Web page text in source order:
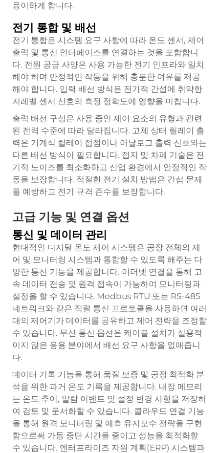
용이하게 합니다.
전기 통합 및 배선
전기 통합은 시스템 요구 사항에 따라 온도 센서, 제어
출력 및 통신 인터페이스를 연결하는 것을 포함합니
다. 전원 공급 사양은 사용 가능한 전기 인프라와 일치
해야 하며 안정적인 작동을 위해 충분한 여유를 제공
해야 합니다. 입력 배선 방식은 전기적 간섭에 취약한
저레벨 센서 신호의 측정 정확도에 영향을 미칩니다.
출력 배선 구성은 사용 중인 제어 요소의 유형과 관련
된 전력 수준에 따라 달라집니다. 고체 상태 릴레이 출
력은 기계식 릴레이 접점이나 아날로그 출력 신호와는
다른 배선 방식이 필요합니다. 접지 및 차폐 기술은 전
기적 노이즈를 최소화하고 산업 환경에서 안정적인 작
동을 보장합니다. 적절한 전기 설치 방법은 간섭 문제
를 예방하고 전기 규격 준수를 보장합니다.
고급 기능 및 연결 옵션
통신 및 데이터 관리
현대적인 디지털 온도 제어 시스템은 공장 전체의 제
어 및 모니터링 시스템과 통합할 수 있도록 해주는 다
양한 통신 기능을 제공합니다. 이더넷 연결을 통해 고
속 데이터 전송 및 원격 접속이 가능하여 모니터링과
설정을 할 수 있습니다. Modbus RTU 또는 RS-485
네트워크와 같은 직렬 통신 프로토콜을 사용하면 여러
대의 제어기가 데이터를 공유하고 제어 전략을 조정할
수 있습니다. 무선 통신 옵션은 케이블 설치가 실용적
이지 않은 응용 분야에서 배선 요구 사항을 없애줍니
다.
데이터 기록 기능을 통해 품질 보증 및 공정 최적화 분
석을 위한 과거 온도 기록을 제공합니다. 내장 메모리
는 온도 추이, 알람 이벤트 및 설정 변경 사항을 저장하
여 검토 및 문서화할 수 있습니다. 클라우드 연결 기능
을 통해 원격 모니터링 및 예측 유지보수 전략을 구현
함으로써 가동 중단 시간을 줄이고 성능을 최적화할
수 있습니다. 엔터프라이즈 자원 계획(ERP) 시스템과